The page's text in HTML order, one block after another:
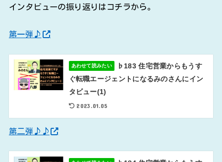
インタビューの振り返りはコチラから。
第一弾♪
あわせて読みたい
♭183 住宅営業からもうす
ぐ転職エージェントになるみのさんにイン
タビュー(1)
2023.01.05
第二弾♪♪